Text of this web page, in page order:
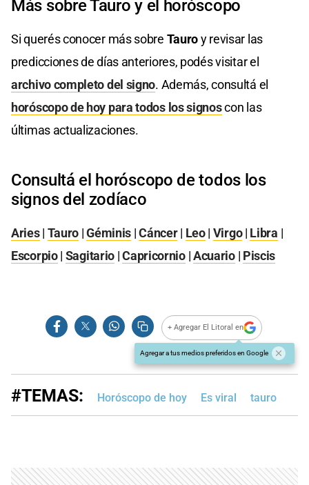
Más sobre Tauro y el horóscopo
Si querés conocer más sobre Tauroy revisar las
predicciones de días anteriores, podés visitar el
archivo completo del signo. Además, consultá el
horóscopo de hoy para todos los signoscon las
últimas actualizaciones.
Consultá el horóscopo de todos los
signos del zodíaco
Aries| Tauro |Géminis |Cáncer| Leo| Virgo| Libra |
Escorpio| Sagitario |Capricornio|Acuario| Piscis
+ Agregar El Litoral en
Agregar a tus medios preferidos en Google
#TEMAS: Horóscopo de hoy Es viral tauro